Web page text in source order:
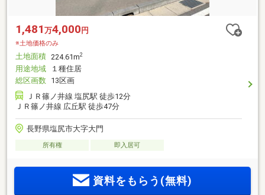
1,481 万4,000 円
※土地価格のみ
土地面積 224.61m2
用途地域
１種住居
総区画数 13区画
ＪＲ篠ノ井線 塩尻駅 徒歩12分
ＪＲ篠ノ井線 広丘駅 徒歩47分
長野県塩尻市大字大門
所有権 即入居可
資料をもらう(無料)